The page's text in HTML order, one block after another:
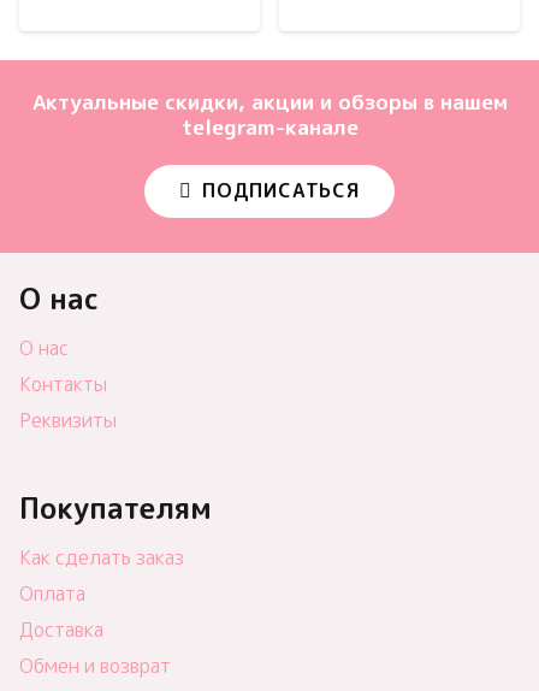
Актуальные скидки, акции и обзоры в нашем
telegram-канале
ПОДПИСАТЬСЯ
О нас
О нас
Контакты
Реквизиты
Покупателям
Как сделать заказ
Оплата
Доставка
Обмен и возврат